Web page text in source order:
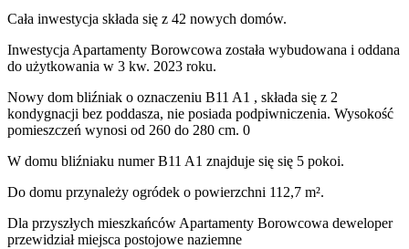
Cała inwestycja składa się z 42 nowych domów.
Inwestycja Apartamenty Borowcowa została wybudowana i oddana
do użytkowania w 3 kw. 2023 roku.
Nowy dom bliźniak o oznaczeniu B11 A1 , składa się z 2
kondygnacji bez poddasza, nie posiada podpiwniczenia. Wysokość
pomieszczeń wynosi od 260 do 280 cm. 0
W domu bliźniaku numerB11 A1 znajduje się się 5 pokoi.
Do domu przynależy ogródek o powierzchni 112,7 m².
Dla przyszłych mieszkańców Apartamenty Borowcowa deweloper
przewidziałmiejsca postojowe naziemne